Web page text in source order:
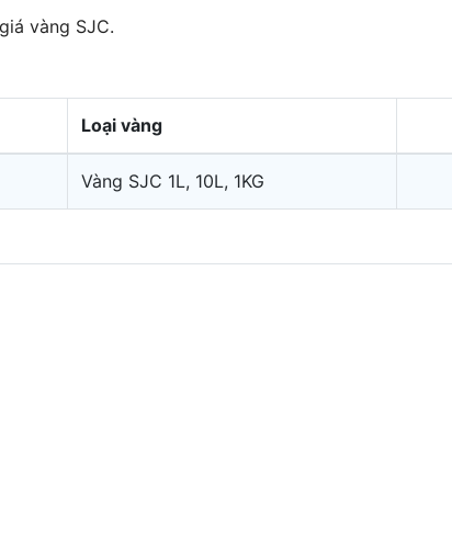
vàng SJC.
Loại vàng
Vàng SJC 1L, 10L, 1KG